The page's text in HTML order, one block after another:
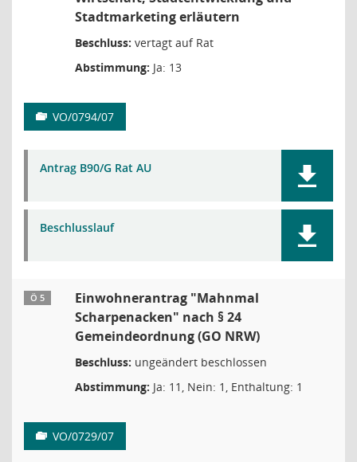
Stadtmarketing erläutern
Beschluss: vertagt auf Rat
Abstimmung: Ja: 13
VO/0794/07
Antrag B90/G Rat AU
Beschlusslauf
Ö 5
Einwohnerantrag "Mahnmal
Scharpenacken" nach § 24
Gemeindeordnung (GO NRW)
Beschluss: ungeändert beschlossen
Abstimmung: Ja: 11, Nein: 1, Enthaltung: 1
VO/0729/07